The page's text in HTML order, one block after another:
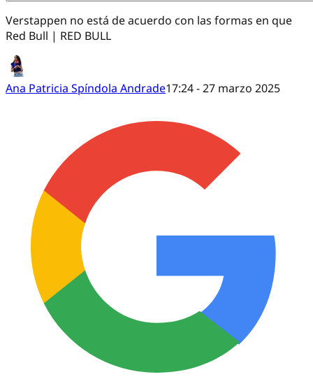
Verstappen no está de acuerdo con las formas en que
Red Bull | RED BULL
Ana Patricia Spíndola Andrade17:24 - 27 marzo 2025